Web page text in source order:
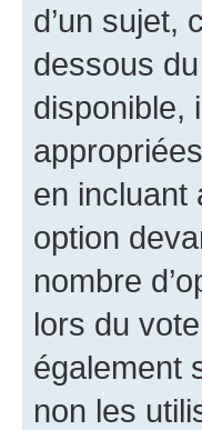
d’un sujet,
dessous
disponible,
en incluant
option
nombre
lors du
également
non les